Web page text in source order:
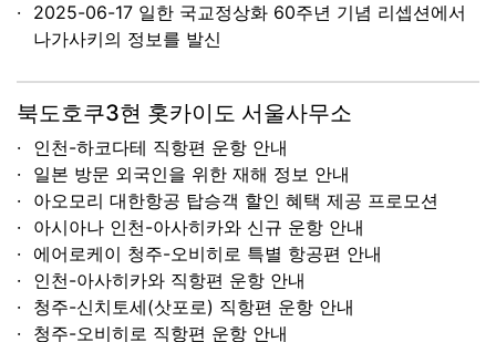
2025-06-17 일한 국교정상화 60주년 기념 리셉션에서
나가사키의 정보를 발신
북도호쿠3현 홋카이도 서울사무소
인천-하코다테 직항편 운항 안내
일본 방문 외국인을 위한 재해 정보 안내
아오모리 대한항공 탑승객 할인 혜택 제공 프로모션
아시아나 인천-아사히카와 신규 운항 안내
에어로케이 청주-오비히로 특별 항공편 안내
인천-아사히카와 직항편 운항 안내
청주-신치토세(삿포로) 직항편 운항 안내
청주-오비히로 직항편 운항 안내